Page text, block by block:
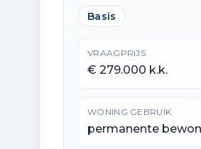
Basis
VRAAGPRIJS
€ 279.000 k.k.
WONING GEBRUIK
permanente